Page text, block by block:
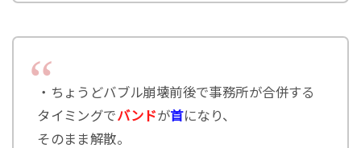
・ちょうどバブル崩壊前後で事務所が合併する
タイミングでバンドが首になり、
そのまま解散。